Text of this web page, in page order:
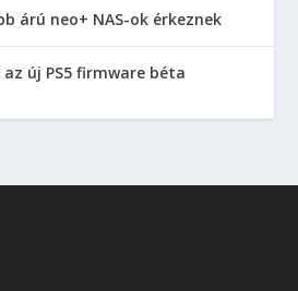
árú neo+ NAS-ok érkeznek
új PS5 firmware béta